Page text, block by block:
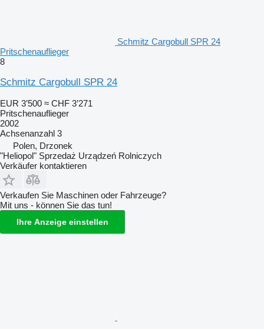
Schmitz Cargobull SPR 24
Pritschenauflieger
8
Schmitz Cargobull SPR 24
EUR 3’500 ≈ CHF 3’271
Pritschenauflieger
2002
Achsenanzahl 3
Polen, Drzonek
"Heliopol" Sprzedaż Urządzeń Rolniczych
Verkäufer kontaktieren
Verkaufen Sie Maschinen oder Fahrzeuge?
Mit uns - können Sie das tun!
Ihre Anzeige einstellen